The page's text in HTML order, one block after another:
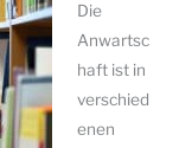
Die
Anwartsc
haft ist in
verschied
enen